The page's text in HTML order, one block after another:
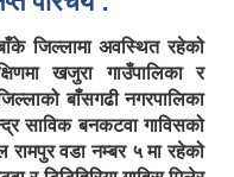
जिल्लामा अवस्थित रहेको
खजुरा गाउँपालिका र
बाँसगढी नगरपालिका
साविक बनकटवा गाविसको
रामपुर वडा नम्बर ५ मा रहेको